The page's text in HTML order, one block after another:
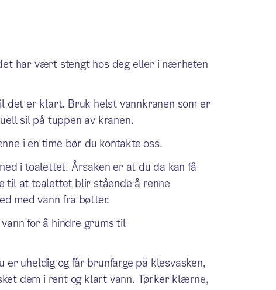
har vært stengt hos deg eller i nærheten
det er klart. Bruk helst vannkranen som er
sil på tuppen av kranen.
i en time bør du kontakte oss.
i toalettet. Årsaken er at du da kan få
til at toalettet blir stående å renne
med vann fra bøtter.
for å hindre grums til
uheldig og får brunfarge på klesvasken,
dem i rent og klart vann. Tørker klærne,